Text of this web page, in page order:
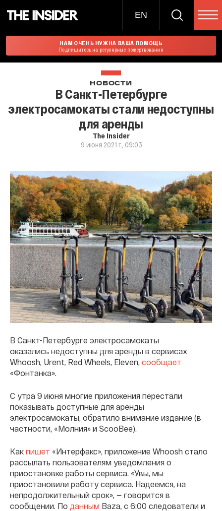
EN
НАМ ОЧЕНЬ НУЖНА ВАША ПОМОЩЬ
Подпишитесь на регулярные пожертвования
НОВОСТИ
В Санкт-Петербурге
электросамокаты стали недоступны
для аренды
The Insider
9 июня 2021 г., 09:03
В Санкт-Петербурге электросамокаты
оказались недоступны для аренды в сервисах
Whoosh, Urent, Red Wheels, Eleven, сообщает
«Фонтанка».
С утра 9 июня многие приложения перестали
показывать доступные для аренды
электросамокаты, обратило внимание издание (в
частности, «Молния» и ScooBee).
Как пишет «Интерфакс», приложение Whoosh стало
рассылать пользователям уведомления о
приостановке работы сервиса. «Увы, мы
приостановили работу сервиса. Надеемся, на
непродолжительный срок», — говорится в
сообщении. По данным Baza, с 6:00 следователи и